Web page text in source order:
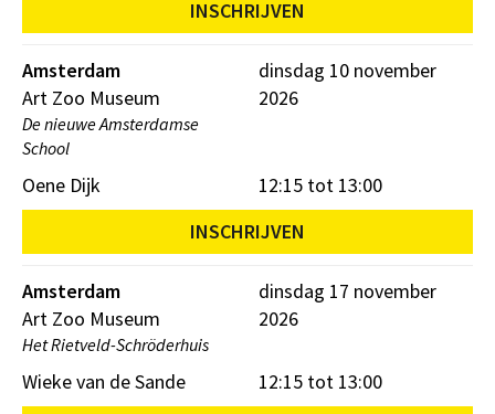
INSCHRIJVEN
Amsterdam
Art Zoo Museum
De nieuwe Amsterdamse
School
dinsdag 10 november
2026
12:15 tot 13:00
Oene Dijk
INSCHRIJVEN
Amsterdam
Art Zoo Museum
Het Rietveld-Schröderhuis
dinsdag 17 november
2026
12:15 tot 13:00
Wieke van de Sande